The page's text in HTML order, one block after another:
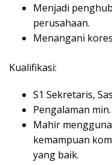
Menjadi
perusahaan.
Menangani
Kualifikasi:
S1 Sekretaris,
Pengalaman
Mahir
kemampuan
yang baik.